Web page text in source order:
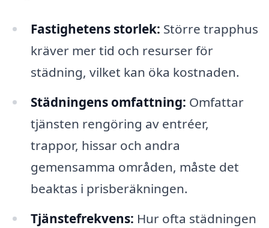
Fastighetens storlek: Större trapphus
kräver mer tid och resurser för
städning, vilket kan öka kostnaden.
Städningens omfattning: Omfattar
tjänsten rengöring av entréer,
trappor, hissar och andra
gemensamma områden, måste det
beaktas i prisberäkningen.
Tjänstefrekvens: Hur ofta städningen